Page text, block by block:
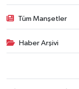
Tüm Manşetler
Haber Arşivi